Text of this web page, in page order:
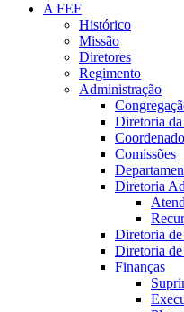
A FEF
Histórico
Missão
Diretores
Regimento
Administração
Diretoria
Comissões
Diretoria
Diretoria
Diretoria
Finanças